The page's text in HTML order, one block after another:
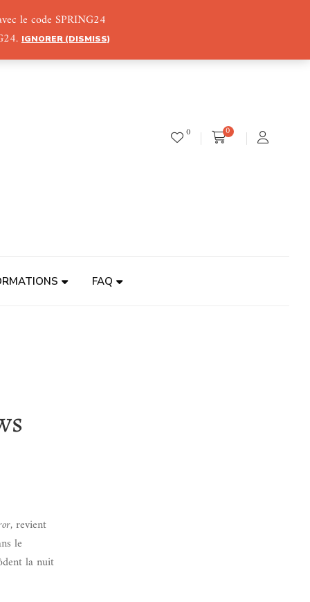
le code SPRING24
IGNORER (DISMISS)
0 0
FAQ
, revient
le
la nuit